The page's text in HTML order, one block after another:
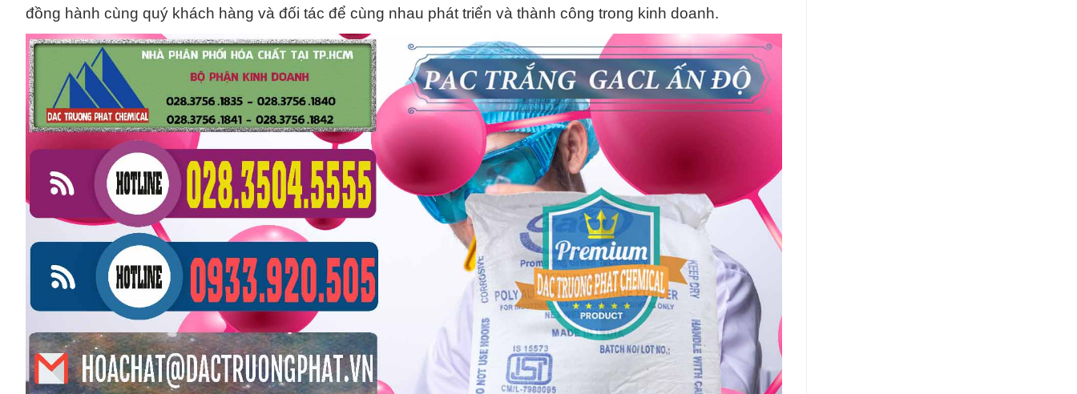
đồng hành cùng quý khách hàng và đối tác để cùng nhau phát triển và thành công trong kinh doanh.